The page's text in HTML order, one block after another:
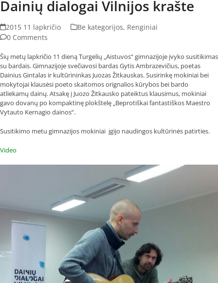
Dainių dialogai Vilnijos krašte
2015 11 lapkričio Be kategorijos, Renginiai
0 Comments
Šių metų lapkričio 11 dieną Turgelių „Aistuvos“ gimnazijoje įvyko susitikimas
su bardais. Gimnazijoje svečiavosi bardas Gytis Ambrazevičius, poetas
Dainius Gintalas ir kultūrininkas Juozas Žitkauskas. Susirinkę mokiniai bei
mokytojai klausėsi poeto skaitomos orignalios kūrybos bei bardo
atliekamų dainų. Atsakę į Juozo Žitkausko pateiktus klausimus, mokiniai
gavo dovanų po kompaktinę plokštelę „Beprotiškai fantastiškos Maestro
Vytauto Kernagio dainos“.
Susitikimo metu gimnazijos mokiniai įgijo naudingos kultūrinės patirties.
Video